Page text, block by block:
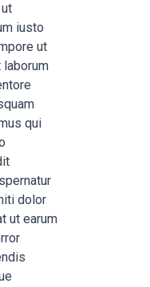
iusto
ut
qui
dolor
ut earum